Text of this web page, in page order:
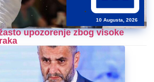
10 Augusta, 2026
upozorenje zbog visoke